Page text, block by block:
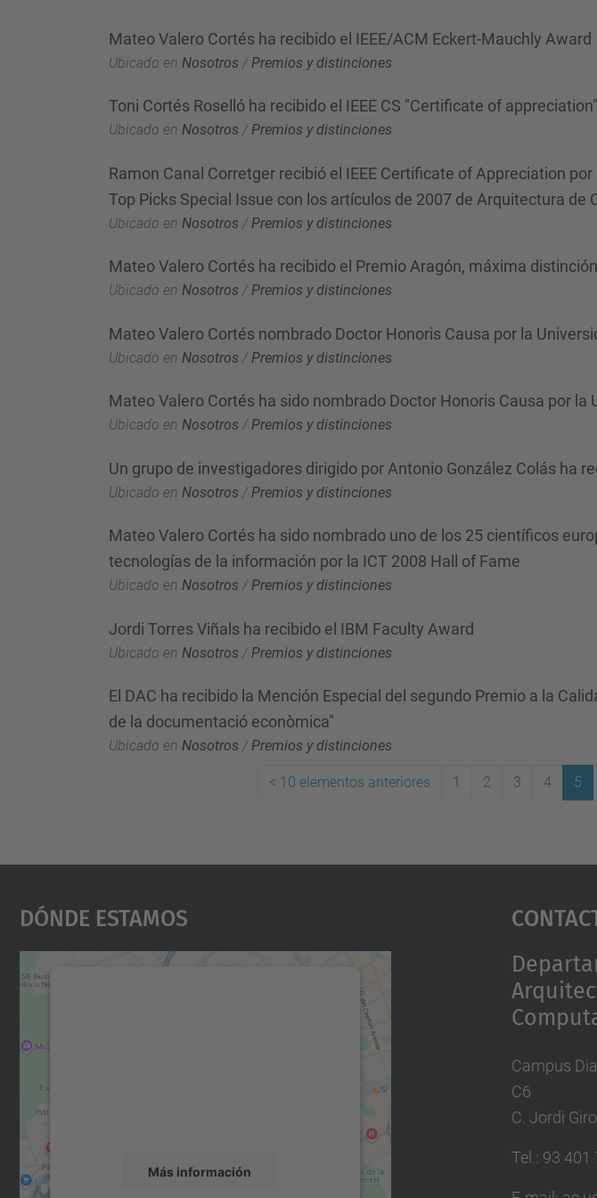
Mateo Valero Cortés ha recibido el IEEE/ACM Eckert-Mauchly Award
Ubicado en Nosotros / Premios y distinciones
Toni Cortés Roselló ha recibido el IEEE CS "Certificate of appreciation"
Ubicado en Nosotros /Premios y distinciones
Ramon Canal Corretger recibió el IEEE Certificate of Appreciation
Top Picks Special Issue con los artículos de 2007 de Arquitectura
Ubicado en Nosotros / Premios y distinciones
Mateo Valero Cortés ha recibido el Premio Aragón, máxima
Ubicado en Nosotros /Premios y distinciones
Mateo Valero Cortés nombrado Doctor Honoris Causa por la
Ubicado en Nosotros / Premios y distinciones
Mateo Valero Cortés ha sido nombrado Doctor Honoris Causa por la
Ubicado en Nosotros /Premios y distinciones
Un grupo de investigadores dirigido por Antonio González Colás ha
Ubicado en Nosotros / Premios y distinciones
Mateo Valero Cortés ha sido nombrado uno de los 25 científicos
tecnologías de la información por la ICT 2008 Hall of Fame
Ubicado en Nosotros /Premios y distinciones
Jordi Torres Viñals ha recibido el IBM Faculty Award
Ubicado en Nosotros / Premios y distinciones
El DAC ha recibido la Mención Especial del segundo Premio a la
de la documentació econòmica"
Ubicado en Nosotros /Premios y distinciones
< 10 elementos anteriores 1 2 3 4 5
Dónde Estamos
Más información
Campus
C6
C. Jordi
Tel.: 93 401